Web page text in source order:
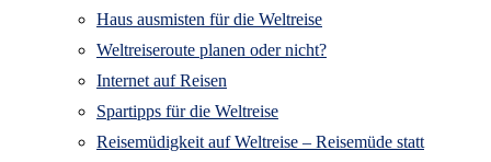
Haus ausmisten für die Weltreise
Weltreiseroute planen oder nicht?
Internet auf Reisen
Spartipps für die Weltreise
Reisemüdigkeit auf Weltreise – Reisemüde statt